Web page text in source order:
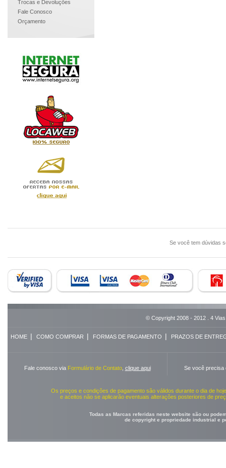
Trocas e Devoluções
Fale Conosco
Orçamento
Se você tem dúvidas
© Copyright 2008 - 2012 . 4
HOME| COMO COMPRAR | FORMAS DE PAGAMENTO | PRAZOS DE
Fale conosco via Formulário de Contato, clique aqui Se você precisa
Os preços e condições de pagamento são válidos durante o dia de
e aceitos não se aplicarão eventuais alterações posteriores de
Todas as Marcas referidas neste website são ou
de copyright e propriedade industrial e